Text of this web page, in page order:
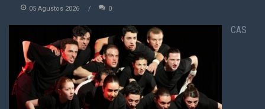
05 Agustos 2026 0
CAS